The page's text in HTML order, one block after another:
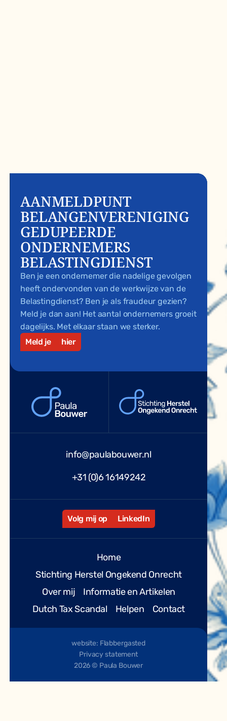
AANMELDPUNT
BELANGENVERENIGING
GEDUPEERDE
ONDERNEMERS
BELASTINGDIENST
Ben je een ondernemer die nadelige gevolgen
heeft ondervonden van de werkwijze van de
Belastingdienst? Ben je als fraudeur gezien?
Meld je dan aan! Het aantal ondernemers groeit
dagelijks. Met elkaar staan we sterker.
Meld je
hier
info@paulabouwer.nl
+31 (0)6 16149242
Volg mij op LinkedIn
Home
Stichting Herstel Ongekend Onrecht
Over mij
Informatie en Artikelen
Dutch Tax Scandal
Helpen Contact
2026 © Paula Bouwer
website: Flabbergasted
Privacy statement